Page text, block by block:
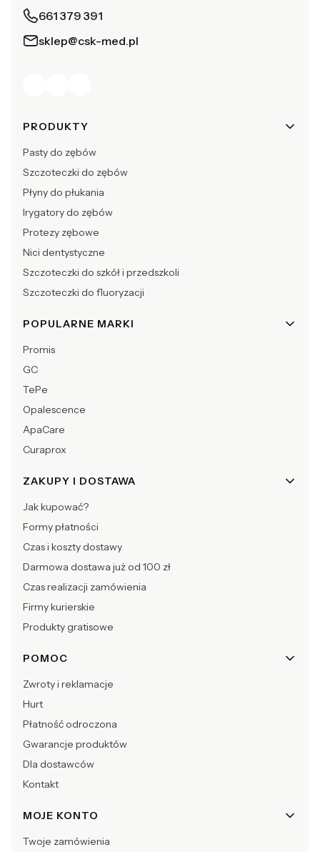
661 379 391
sklep@csk-med.pl
Linki w stopce
PRODUKTY
Pasty do zębów
Szczoteczki do zębów
Płyny do płukania
Irygatory do zębów
Protezy zębowe
Nici dentystyczne
Szczoteczki do szkół i przedszkoli
Szczoteczki do fluoryzacji
POPULARNE MARKI
Promis
GC
TePe
Opalescence
ApaCare
Curaprox
ZAKUPY I DOSTAWA
Jak kupować?
Formy płatności
Czas i koszty dostawy
Darmowa dostawa już od 100 zł
Czas realizacji zamówienia
Firmy kurierskie
Produkty gratisowe
POMOC
Zwroty i reklamacje
Hurt
Płatność odroczona
Gwarancje produktów
Dla dostawców
Kontakt
MOJE KONTO
Twoje zamówienia